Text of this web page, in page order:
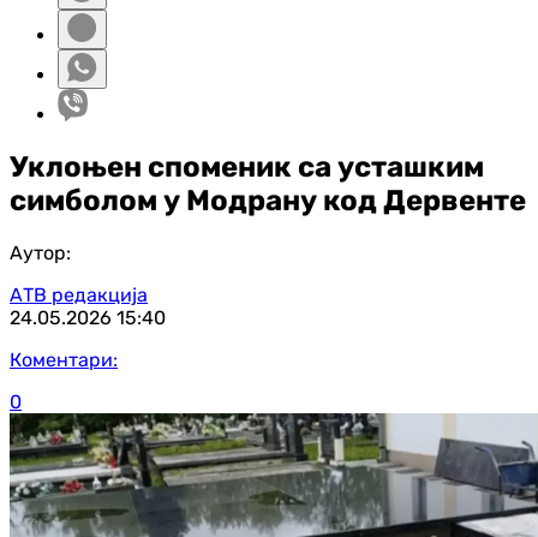
Уклоњен споменик са усташким
симболом у Модрану код Дервенте
Аутор:
АТВ редакција
24.05.2026 15:40
Коментари:
0